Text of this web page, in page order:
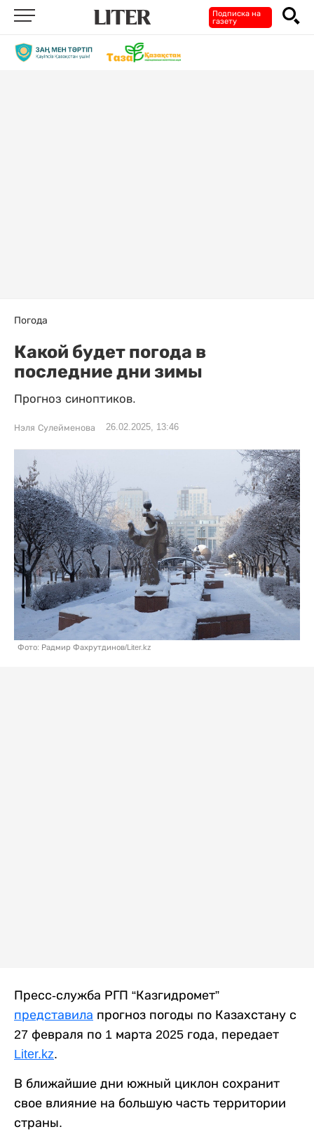
Подписка на
газету
Погода
Какой будет погода в
последние дни зимы
Прогноз синоптиков.
Нэля Сулейменова 26.02.2025, 13:46
Фото: Радмир Фахрутдинов/Liter.kz
Пресс-служба РГП “Казгидромет”
представила прогноз погоды по Казахстану с
27 февраля по 1 марта 2025 года, передает
Liter.kz.
В ближайшие дни южный циклон сохранит
свое влияние на большую часть территории
страны.